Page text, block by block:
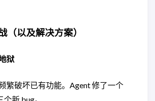
（以及解决方案）
狱
繁破坏已有功能。Agent 修了一个
新 bug。